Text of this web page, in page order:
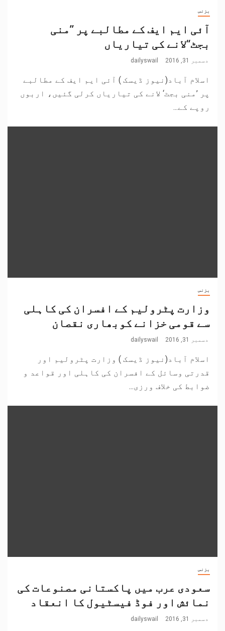
بزنس
آئی ایم ایف کے مطالبے پر ’’منی
بجٹ‘‘لانے کی تیاریاں
دسمبر 31, 2016 dailyswail
اسلام آباد(نیوز ڈیسک ) آئی ایم ایف کے مطالبے
پر ’منی بجٹ‘ لانے کی تیاریاں کرلی گئیں، اربوں
روپے کے...
بزنس
وزارت پٹرولیم کے افسران کی کاہلی
سے قومی خزانے کوبھاری نقصان
دسمبر 31, 2016 dailyswail
اسلام آباد(نیوز ڈیسک ) وزارت پٹرولیم اور
قدرتی وسائل کے افسران کی کاہلی اور قواعد و
ضوابط کی خلاف ورزی...
بزنس
سعودی عرب میں پاکستانی مصنوعات کی
نمائش اور فوڈ فیسٹیول کا انعقاد
دسمبر 31, 2016 dailyswail